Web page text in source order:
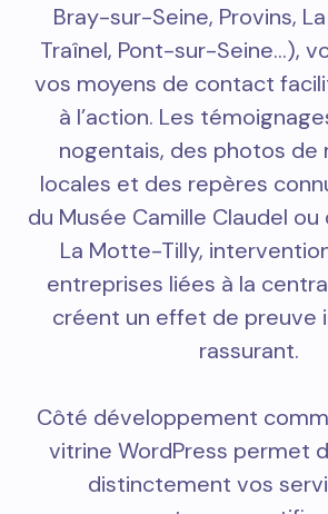
Bray-sur-Seine, Provins,
Traînel, Pont-sur-Seine…),
vos moyens de contact
à l’action. Les
nogentais, des photos de
locales et des repères
du Musée Camille Claudel
La Motte-Tilly,
entreprises liées à la
créent un effet de preuve
rassurant.
Côté développement
vitrine WordPress permet
distinctement vos